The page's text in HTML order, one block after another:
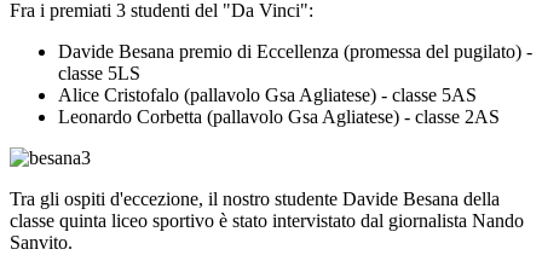
Fra i premiati 3 studenti del "Da Vinci":
Davide Besana premio di Eccellenza (promessa del pugilato) -
classe 5LS
Alice Cristofalo (pallavolo Gsa Agliatese) - classe 5AS
Leonardo Corbetta (pallavolo Gsa Agliatese) - classe 2AS
Tra gli ospiti d'eccezione, il nostro studente Davide Besana della
classe quinta liceo sportivo è stato intervistato dal giornalista Nando
Sanvito.